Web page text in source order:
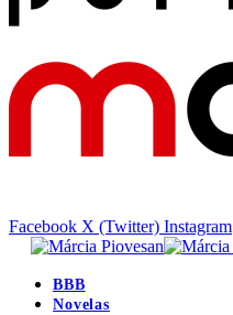
Facebook X (Twitter) Instagram
BBB
Novelas